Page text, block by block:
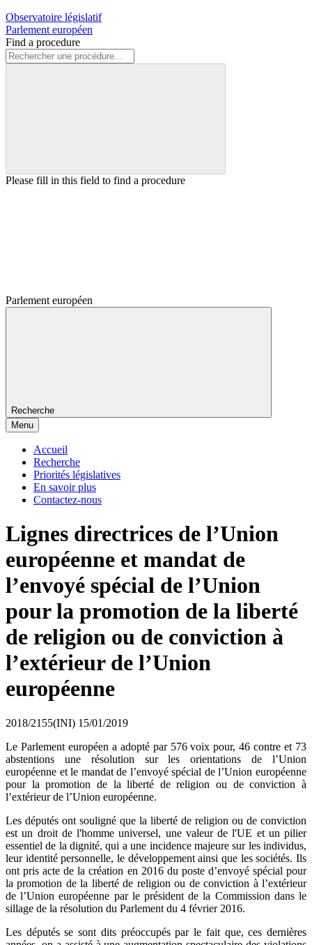
Observatoire législatif
Parlement européen
Find a procedure
Please fill in this field to find a procedure
Parlement européen
Recherche
Menu
Accueil
Recherche
Priorités législatives
En savoir plus
Contactez-nous
Lignes directrices de l’Union
européenne et mandat de
l’envoyé spécial de l’Union
pour la promotion de la liberté
de religion ou de conviction à
l’extérieur de l’Union
européenne
2018/2155(INI) 15/01/2019
Le Parlement européen a adopté par 576 voix pour, 46 contre et 73
abstentions une résolution sur les orientations de l’Union
européenne et le mandat de l’envoyé spécial de l’Union européenne
pour la promotion de la liberté de religion ou de conviction à
l’extérieur de l’Union européenne.
Les députés ont souligné que la liberté de religion ou de conviction
est un droit de l'homme universel, une valeur de l'UE et un pilier
essentiel de la dignité, qui a une incidence majeure sur les individus,
leur identité personnelle, le développement ainsi que les sociétés. Ils
ont pris acte de la création en 2016 du poste d’envoyé spécial pour
la promotion de la liberté de religion ou de conviction à l’extérieur
de l’Union européenne par le président de la Commission dans le
sillage de la résolution du Parlement du 4 février 2016.
Les députés se sont dits préoccupés par le fait que, ces dernières